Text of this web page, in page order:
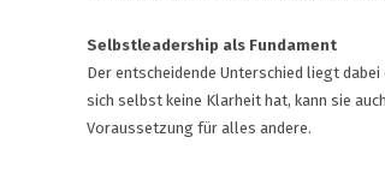
Selbstleadership als Fundament
Der entscheidende Unterschied liegt
sich selbst keine Klarheit hat, kann sie
Voraussetzung für alles andere.